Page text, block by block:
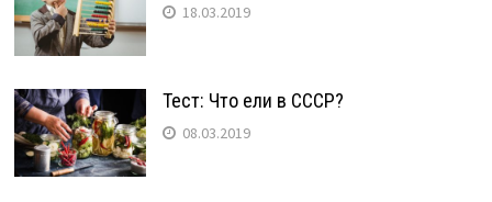
18.03.2019
Тест: Что ели в СССР?
08.03.2019